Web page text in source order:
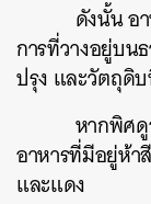
ดังนั้น อ
การที่วางอยู่บน
ปรุง และวัตถุดิ
หากพิศดู
อาหารที่มีอยู่ห้า
และแดง